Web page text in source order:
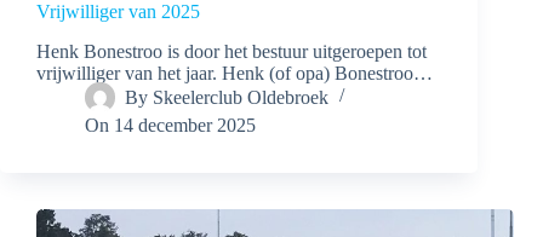
Vrijwilliger van 2025
Henk Bonestroo is door het bestuur uitgeroepen tot
vrijwilliger van het jaar. Henk (of opa) Bonestroo…
By Skeelerclub Oldebroek
On 14 december 2025